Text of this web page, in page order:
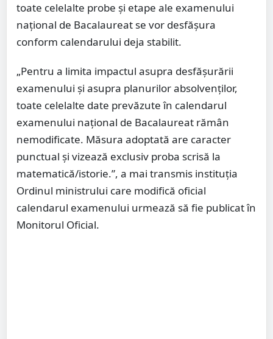
toate celelalte probe și etape ale examenului
național de Bacalaureat se vor desfășura
conform calendarului deja stabilit.
„Pentru a limita impactul asupra desfășurării
examenului și asupra planurilor absolvenților,
toate celelalte date prevăzute în calendarul
examenului național de Bacalaureat rămân
nemodificate. Măsura adoptată are caracter
punctual și vizează exclusiv proba scrisă la
matematică/istorie.”, a mai transmis instituția
Ordinul ministrului care modifică oficial
calendarul examenului urmează să fie publicat în
Monitorul Oficial.